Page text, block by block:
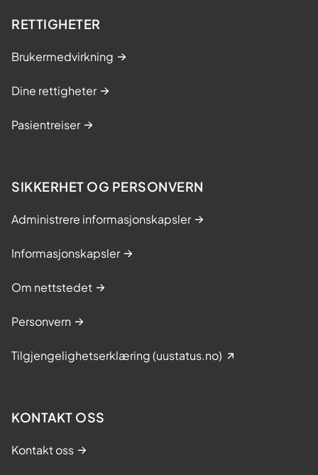
RETTIGHETER
Brukermedvirkning
Dine rettigheter
Pasientreiser
SIKKERHET OG PERSONVERN
Administrere informasjonskapsler
Informasjonskapsler
Om nettstedet
Personvern
Tilgjengelighetserklæring (uustatus.no)
KONTAKT OSS
Kontakt oss